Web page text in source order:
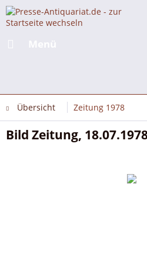
Übersicht Zeitung 1978
Bild Zeitung,